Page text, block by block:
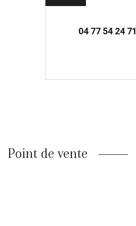
04 77 54 24 71
Point de vente